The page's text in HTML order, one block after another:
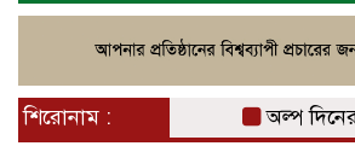
শিরোনাম : অল্প দিনের